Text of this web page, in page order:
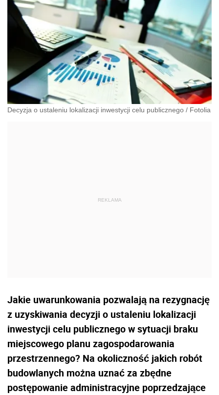
Decyzja o ustaleniu lokalizacji inwestycji celu publicznego / Fotolia
Jakie uwarunkowania pozwalają na rezygnację
z uzyskiwania decyzji o ustaleniu lokalizacji
inwestycji celu publicznego w sytuacji braku
miejscowego planu zagospodarowania
przestrzennego? Na okoliczność jakich robót
budowlanych można uznać za zbędne
postępowanie administracyjne poprzedzające